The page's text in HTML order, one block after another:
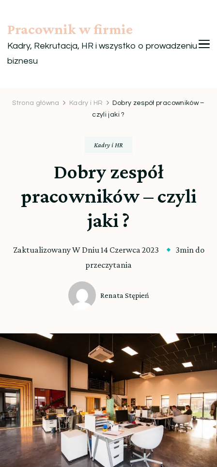
Pracownik w firmie
Kadry, Rekrutacja, HR i wszystko o prowadzeniu
biznesu
Strona główna Kadry i HR
Dobry zespół pracowników –
czyli jaki ?
Kadry i HR
Dobry zespół
pracowników – czyli
jaki ?
Zaktualizowany W Dniu14 Czerwca 2023
3min do
przeczytania
Renata Stępień